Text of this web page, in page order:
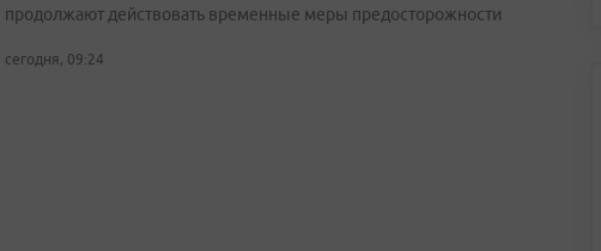
продолжают действовать временные меры предосторожности
сегодня, 09:24